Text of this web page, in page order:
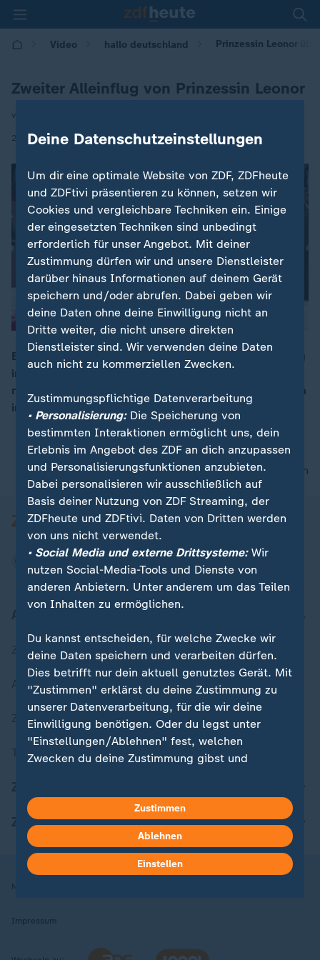
Video hallo deutschland Prinzessin Leonor
Zweiter Alleinflug von Prinzessin Leonor
von Maya Zanettin
28.04.2026 | 17:10
Ein Meilenstein für Leonor: Auch ihren zweiten Soloflug
im Trainingsjet hat sie erfolgreich absolviert, und das
nächste Vorhaben steht auch schon bevor: ein Studium
in Politikwissenschaften.
nach oben
Zuletzt veröffentlicht
Aktuelle Sendungs-Videos
ZDFheute Stories
Themen im Überblick
ZDFheute Apps
Nutzungsbedingungen
Impressum
Deine Datenschutzeinstellungen
Um dir eine optimale Website von ZDF, ZDFheute
und ZDFtivi präsentieren zu können, setzen wir
Cookies und vergleichbare Techniken ein. Einige
der eingesetzten Techniken sind unbedingt
erforderlich für unser Angebot. Mit deiner
Zustimmung dürfen wir und unsere Dienstleister
darüber hinaus Informationen auf deinem Gerät
speichern und/oder abrufen. Dabei geben wir
deine Daten ohne deine Einwilligung nicht an
Dritte weiter, die nicht unsere direkten
Dienstleister sind. Wir verwenden deine Daten
auch nicht zu kommerziellen Zwecken.
Zustimmungspflichtige Datenverarbeitung
• Personalisierung:Die Speicherung von
bestimmten Interaktionen ermöglicht uns, dein
Erlebnis im Angebot des ZDF an dich anzupassen
und Personalisierungsfunktionen anzubieten.
Dabei personalisieren wir ausschließlich auf
Basis deiner Nutzung von ZDF Streaming, der
ZDFheute und ZDFtivi. Daten von Dritten werden
von uns nicht verwendet.
• Social Media und externe Drittsysteme:Wir
nutzen Social-Media-Tools und Dienste von
anderen Anbietern. Unter anderem um das Teilen
von Inhalten zu ermöglichen.
Du kannst entscheiden, für welche Zwecke wir
deine Daten speichern und verarbeiten dürfen.
Dies betrifft nur dein aktuell genutztes Gerät. Mit
"Zustimmen" erklärst du deine Zustimmung zu
unserer Datenverarbeitung, für die wir deine
Einwilligung benötigen. Oder du legst unter
"Einstellungen/Ablehnen" fest, welchen
Zwecken du deine Zustimmung gibst und
in deinen Einstellungen widerrufen oder ändern.
Hier findest du das Impressum.
Weitere Informationen findest du in unserer
Datenschutzerklärung.
Zustimmen
Ablehnen
Einstellen